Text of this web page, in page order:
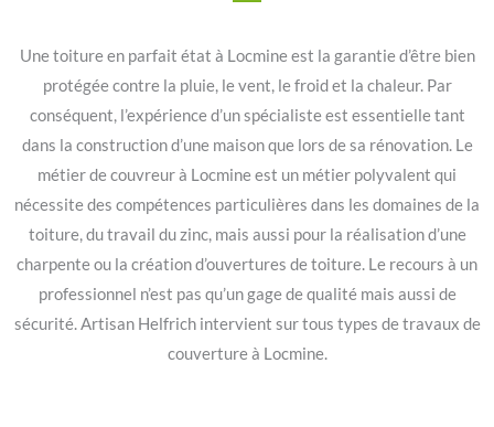
Une toiture en parfait état à Locmine est la garantie d’être bien
protégée contre la pluie, le vent, le froid et la chaleur. Par
conséquent, l’expérience d’un spécialiste est essentielle tant
dans la construction d’une maison que lors de sa rénovation. Le
métier de couvreur à Locmine est un métier polyvalent qui
nécessite des compétences particulières dans les domaines de la
toiture, du travail du zinc, mais aussi pour la réalisation d’une
charpente ou la création d’ouvertures de toiture. Le recours à un
professionnel n’est pas qu’un gage de qualité mais aussi de
sécurité. Artisan Helfrich intervient sur tous types de travaux de
couverture à Locmine.